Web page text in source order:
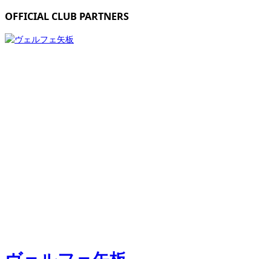
OFFICIAL CLUB PARTNERS